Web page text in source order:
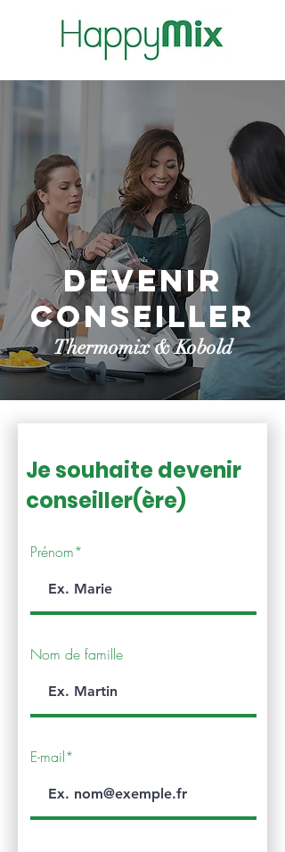
Devenir
conseiller
Thermomix & Kobold
Je souhaite devenir
conseiller(ère)
Prénom*
Nom de famille
E-mail*